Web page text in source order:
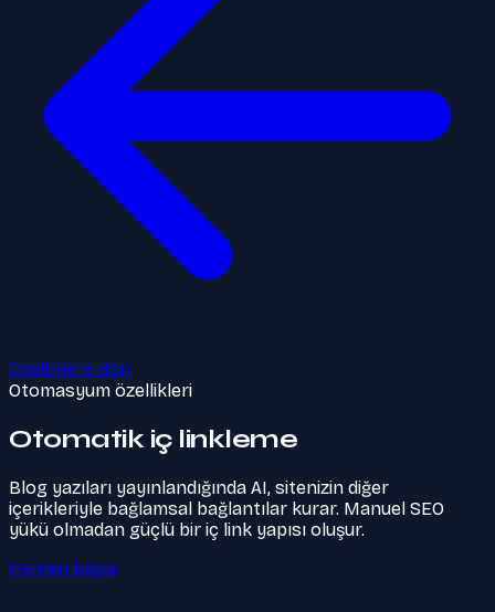
Özelliklere dön
Otomasyum özellikleri
Otomatik iç linkleme
Blog yazıları yayınlandığında AI, sitenizin diğer
içerikleriyle bağlamsal bağlantılar kurar. Manuel SEO
yükü olmadan güçlü bir iç link yapısı oluşur.
Hemen başla